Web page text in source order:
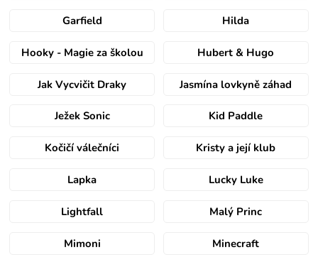
Garfield Hilda
Hooky - Magie za školou Hubert & Hugo
Jak Vycvičit Draky Jasmína lovkyně záhad
Ježek Sonic Kid Paddle
Kočičí válečníci Kristy a její klub
Lapka Lucky Luke
Lightfall Malý Princ
Mimoni Minecraft